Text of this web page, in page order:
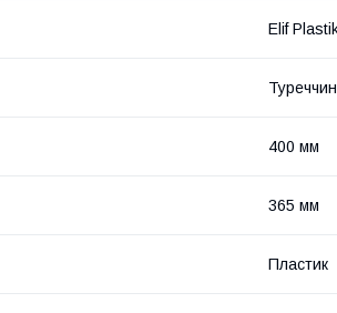
Elif
400 мм
365 мм
Пластик